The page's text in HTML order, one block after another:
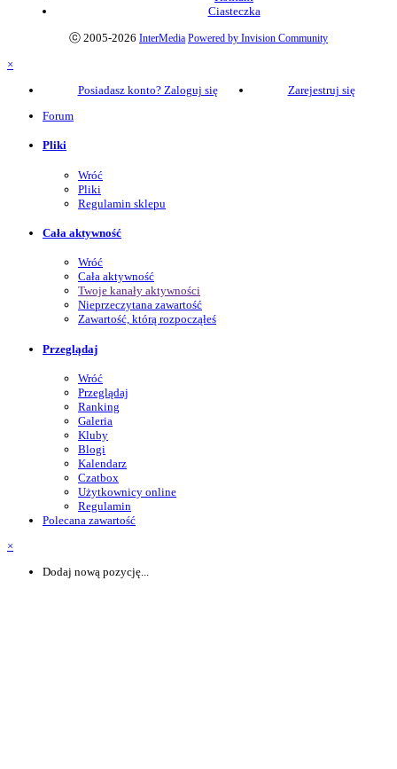
Ciasteczka
ⓒ 2005-2026 InterMedia Powered by Invision Community
×
Posiadasz konto? Zaloguj się
Zarejestruj się
Forum
Pliki
Wróć
Pliki
Regulamin sklepu
Cała aktywność
Wróć
Cała aktywność
Twoje kanały aktywności
Nieprzeczytana zawartość
Zawartość, którą rozpocząłeś
Przeglądaj
Wróć
Przeglądaj
Ranking
Galeria
Kluby
Blogi
Kalendarz
Czatbox
Użytkownicy online
Regulamin
Polecana zawartość
×
Dodaj nową pozycję...